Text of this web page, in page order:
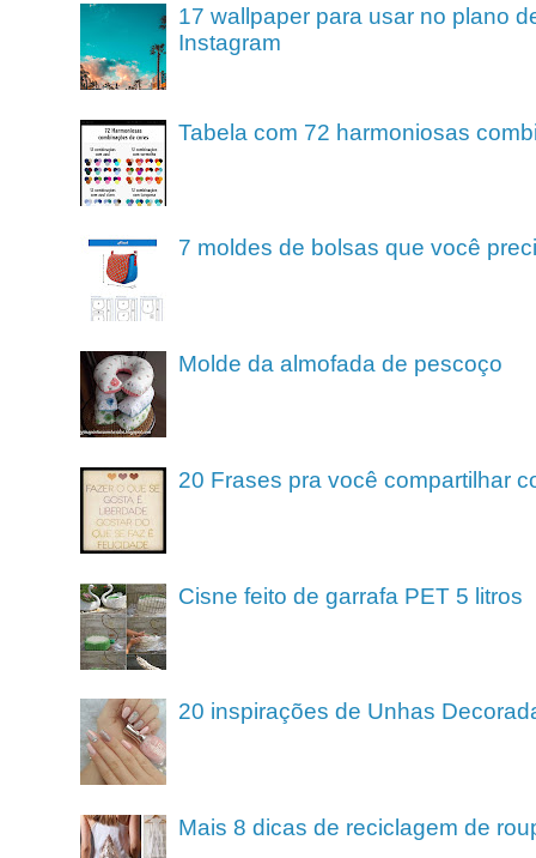
17 wallpaper para usar no plano
Instagram
Tabela com 72 harmoniosas
7 moldes de bolsas que você
Molde da almofada de pescoço
20 Frases pra você compartilhar
Cisne feito de garrafa PET 5 litros
20 inspirações de Unhas
Mais 8 dicas de reciclagem de